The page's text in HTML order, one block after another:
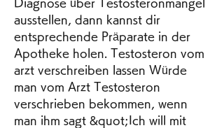
Diagnose über Testosteronmangel
ausstellen, dann kannst dir
entsprechende Präparate in der
Apotheke holen. Testosteron vom
arzt verschreiben lassen Würde
man vom Arzt Testosteron
verschrieben bekommen, wenn
man ihm sagt &quot;Ich will mit